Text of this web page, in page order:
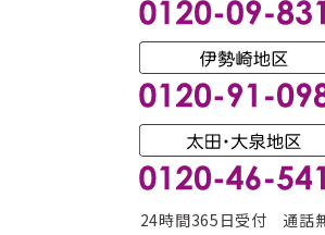
24時間365日受付 通話